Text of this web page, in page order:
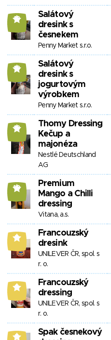
13
Salátový
dresink s
česnekem
Penny Market s.r.o.
13
Salátový
dresink s
jogurtovým
výrobkem
Penny Market s.r.o.
13
Thomy Dressing
Kečup a
majonéza
Nestlé Deutschland
AG
10
Premium
Mango a Chilli
dressing
Vitana, a.s.
9
Francouzský
dresink
UNILEVER ČR, spol. s
r. o.
9
Francouzský
dressing
UNILEVER ČR, spol. s
r. o.
9
Spak česnekový